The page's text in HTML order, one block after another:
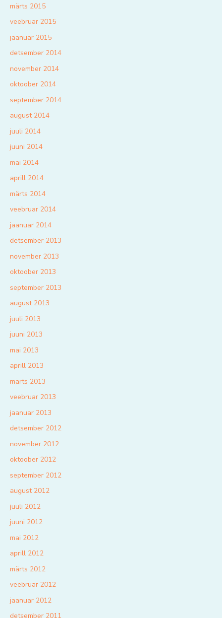
märts 2015
veebruar 2015
jaanuar 2015
detsember 2014
november 2014
oktoober 2014
september 2014
august 2014
juuli 2014
juuni 2014
mai 2014
aprill 2014
märts 2014
veebruar 2014
jaanuar 2014
detsember 2013
november 2013
oktoober 2013
september 2013
august 2013
juuli 2013
juuni 2013
mai 2013
aprill 2013
märts 2013
veebruar 2013
jaanuar 2013
detsember 2012
november 2012
oktoober 2012
september 2012
august 2012
juuli 2012
juuni 2012
mai 2012
aprill 2012
märts 2012
veebruar 2012
jaanuar 2012
detsember 2011